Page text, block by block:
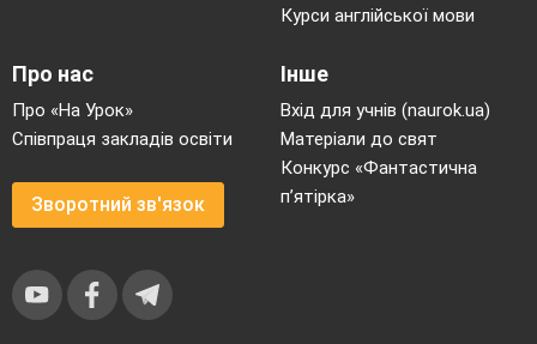
Курси англійської мови
Про нас
Про «На Урок»
Співпраця закладів освіти
Зворотний зв'язок
Інше
Вхід для учнів (naurok.ua)
Матеріали до свят
Конкурс «Фантастична
п’ятірка»